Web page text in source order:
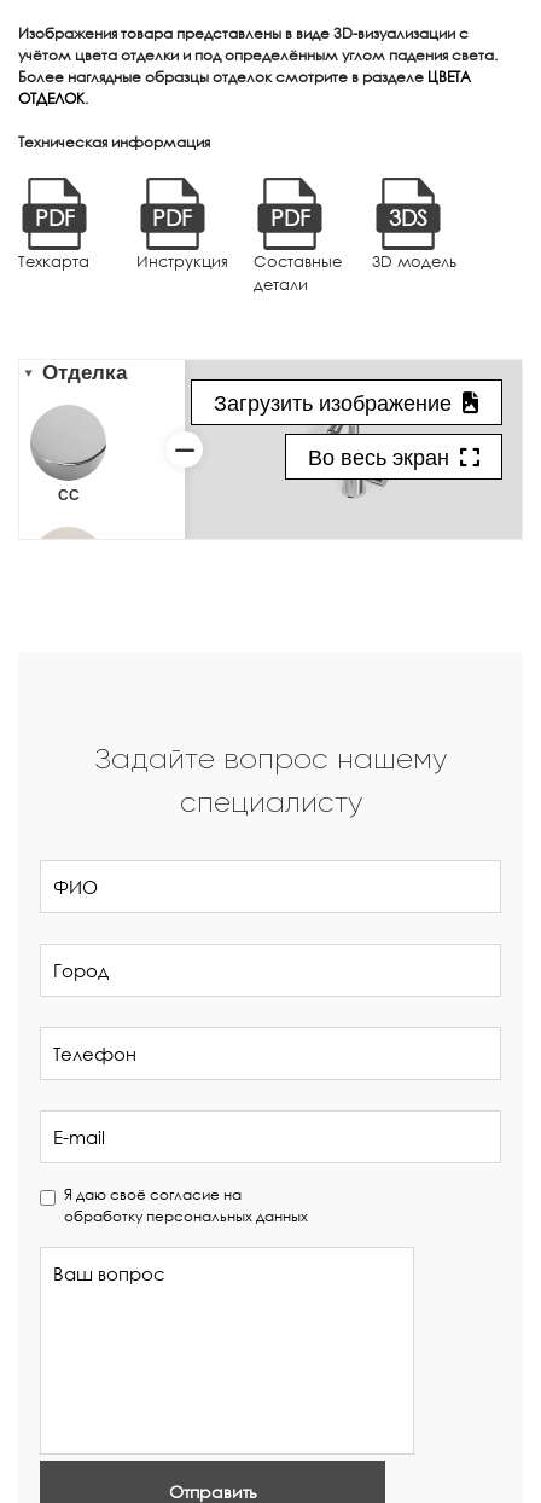
Изображения товара представлены в виде 3D-визуализации с
учётом цвета отделки и под определённым углом падения света.
Более наглядные образцы отделок смотрите в разделе ЦВЕТА
ОТДЕЛОК.
Техническая информация
PDF
Техкарта
PDF
Инструкция
PDF
Составные
детали
3DS
3D модель
Задайте вопрос нашему
специалисту
Я даю своё согласие на
обработку персональных данных
Отправить